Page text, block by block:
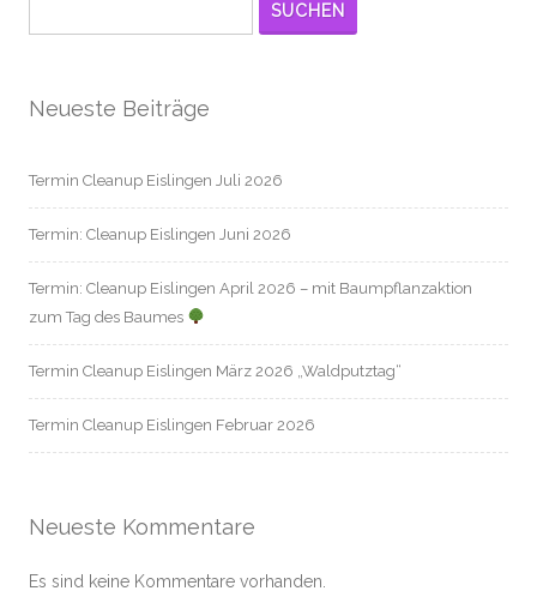
SUCHEN
Neueste Beiträge
Termin Cleanup Eislingen Juli 2026
Termin: Cleanup Eislingen Juni 2026
Termin: Cleanup Eislingen April 2026 – mit Baumpflanzaktion
zum Tag des Baumes
Termin Cleanup Eislingen März 2026 „Waldputztag“
Termin Cleanup Eislingen Februar 2026
Neueste Kommentare
Es sind keine Kommentare vorhanden.